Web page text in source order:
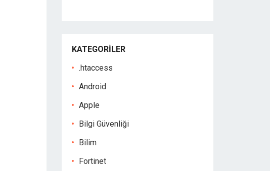
KATEGORILER
.htaccess
Android
Apple
Bilgi Güvenliği
Bilim
Fortinet